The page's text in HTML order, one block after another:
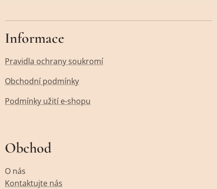
Informace
Pravidla ochrany soukromí
Obchodní podmínky
Podmínky užití e-shopu
Obchod
O nás
Kontaktujte nás